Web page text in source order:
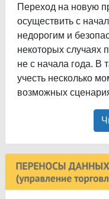
Переход на новую
осуществить с
недорогим и
некоторых случаях
не с начала года. В
учесть несколько
возможных